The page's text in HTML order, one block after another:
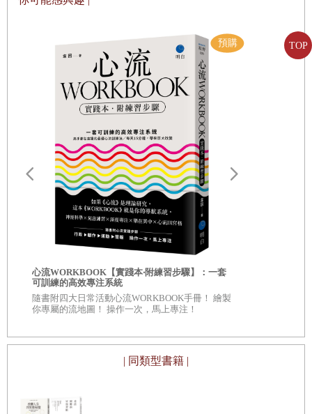
TOP
點頭附和就能解開對方心防
Part 3心理技巧大補帖
◎拉近距離效應
◎附和效應
Skill 3人氣王的心理戰略
角色賦予性格／就算只是「模仿」，人們也容易陷入角色而
改變個性
保持距離的效果／留下良好的第一印象之後，不見面反而能
加深好感
姿勢的影響力／不同姿勢，也會造成說服力的差距
時結束。若是對方願意進一步了解，或許就還有爭取的希
※請對照圖解：一分錢技巧＝以小小的請求取得承諾
登門檻效應／一旦對方答應你的微小要求，談判等於成功一
來自手腕高明的業務員所使用的技巧，只要客戶打開門，就
在門關上以前把腳伸進去，不讓門關起來，後續交涉就等於
成功達成交易！
心流WORKBOOK【實踐本‧附練習步驟】：一套
可訓練的高效專注系統
隨書附四大日常活動心流WORKBOOK手冊！ 繪製
你專屬的流地圖！ 操作一次，馬上專注！
| 同類型書籍 |